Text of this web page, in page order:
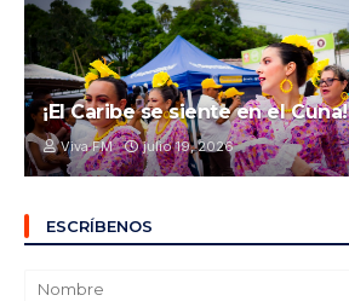
¡El Caribe se siente en el Cuna!
Viva FM julio 19, 2026
ESCRÍBENOS